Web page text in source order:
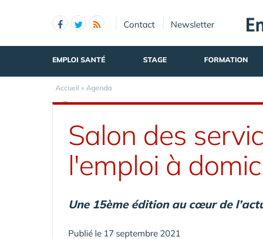
Contact Newsletter
EMPLOI SANTÉ STAGE FORMATION
Accueil » Agenda
Salon des
l'emploi à
Une 15ème édition au cœur de
Publié le 17 septembre 2021